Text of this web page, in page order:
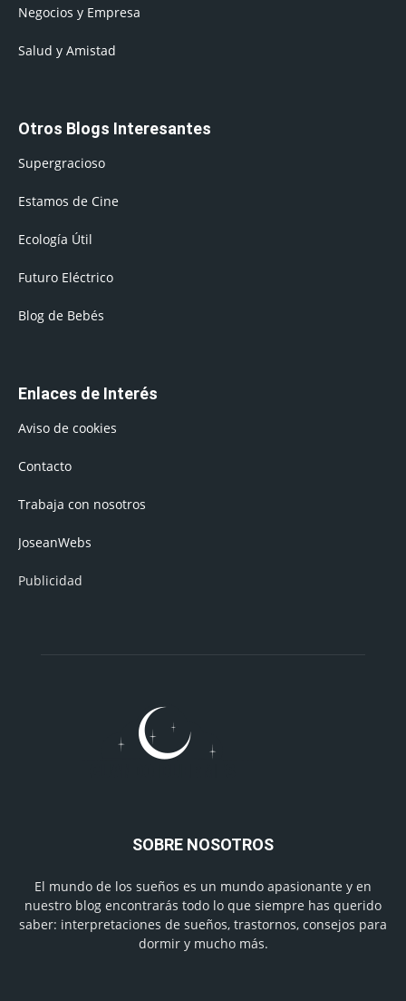
Negocios y Empresa
Salud y Amistad
Otros Blogs Interesantes
Supergracioso
Estamos de Cine
Ecología Útil
Futuro Eléctrico
Blog de Bebés
Enlaces de Interés
Aviso de cookies
Contacto
Trabaja con nosotros
JoseanWebs
Publicidad
SOBRE NOSOTROS
El mundo de los sueños es un mundo apasionante y en
nuestro blog encontrarás todo lo que siempre has querido
saber: interpretaciones de sueños, trastornos, consejos para
dormir y mucho más.